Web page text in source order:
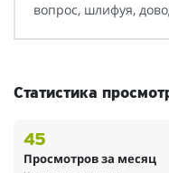
вопрос, шлифуя,
Статистика
45
Просмотров за месяц